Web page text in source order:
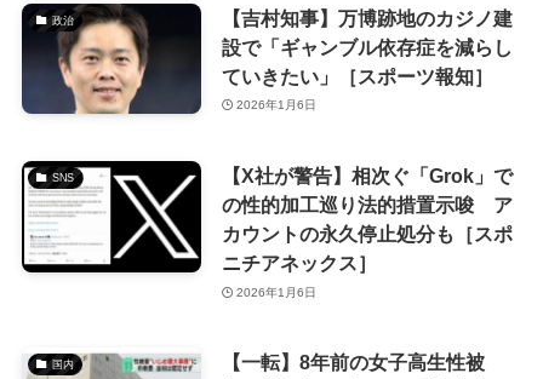
政治
【吉村知事】万博跡地のカジノ建
設で「ギャンブル依存症を減らし
ていきたい」［スポーツ報知］
2026年1月6日
SNS
【X社が警告】相次ぐ「Grok」で
の性的加工巡り法的措置示唆 ア
カウントの永久停止処分も［スポ
ニチアネックス］
2026年1月6日
国内
【一転】8年前の女子高生性被